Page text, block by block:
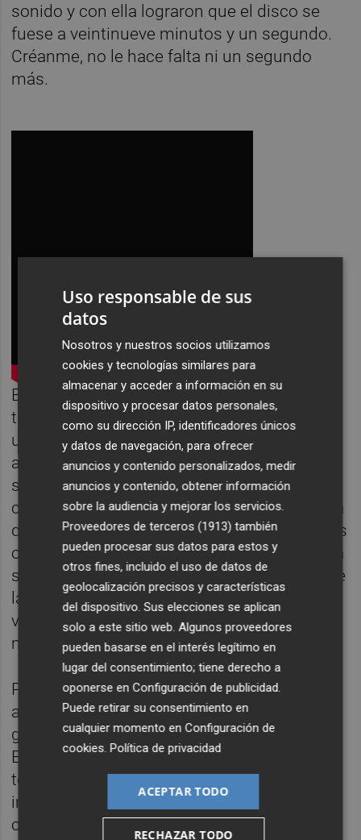
sonido y con ella lograron que el disco se
fuese a veintinueve minutos y un segundo.
Créanme, no le hace falta ni un segundo
más.
Esta canción concretamente evocaba algo
típico en el metal, la historia de fantasía de
un alma expulsada del cielo que se venga
asesinando a los ángeles, por eso llueve
sangre. Se me ocurren pocos inicios de
canción más transformadores que este para
quién ha amado el metal. Da igual la edad, es
oírlo y pasar de hombre a neardenthal. Quizá
sea por el doble bombo, en este disco fue de
las primeras veces que se empleaba a
velocidades de más de 200 pulsaciones por
minuto.
Pero el problema del histórico LP no estuvo
aquí, sino en el inicio. Después del citado
grito, la letra empieza a hablar de Auschwitz.
En Columbia ya estaban hartos de
tenían denuncias porque se les culpaba de
incitar al suicidio de adolescentes y, en
cuanto escucharon esa letra, dedicada al
Uso responsable de sus
datos
Nosotros y nuestros socios utilizamos
cookies y tecnologías similares para
almacenar y acceder a información en su
dispositivo y procesar datos personales,
como su dirección IP, identificadores únicos
y datos de navegación, para ofrecer
anuncios y contenido personalizados, medir
anuncios y contenido, obtener información
sobre la audiencia y mejorar los servicios.
Proveedores de terceros (1913) también
pueden procesar sus datos para estos y
otros fines, incluido el uso de datos de
geolocalización precisos y características
del dispositivo. Sus elecciones se aplican
solo a este sitio web. Algunos proveedores
pueden basarse en el interés legítimo en
lugar del consentimiento; tiene derecho a
oponerse enConfiguración de publicidad.
Puede retirar su consentimiento en
cualquier momento enConfiguración de
cookies.Política de privacidad
ACEPTAR TODO
RECHAZAR TODO